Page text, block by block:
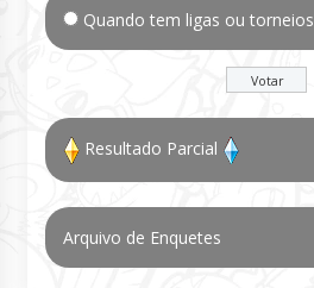
Quando tem ligas ou torneios
Resultado Parcial
Arquivo de Enquetes